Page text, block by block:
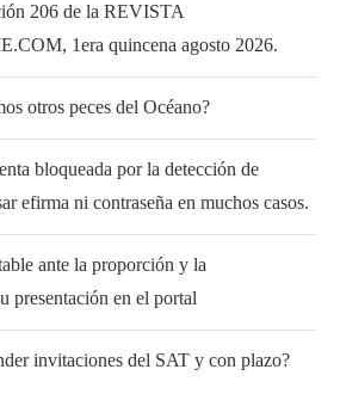
206 de la REVISTA
1era quincena agosto 2026.
otros peces del Océano?
bloqueada por la detección de
efirma ni contraseña en muchos casos.
ante la proporción y la
presentación en el portal
invitaciones del SAT y con plazo?